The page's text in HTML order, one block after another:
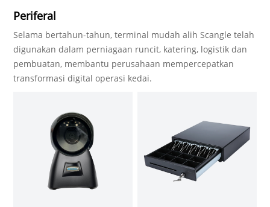
Periferal
Selama bertahun-tahun, terminal mudah alih Scangle telah
digunakan dalam perniagaan runcit, katering, logistik dan
pembuatan, membantu perusahaan mempercepatkan
transformasi digital operasi kedai.